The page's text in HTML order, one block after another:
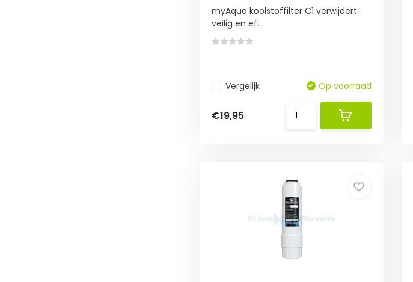
myAqua koolstoffilter C1 verwijdert
veilig en ef...
Vergelijk Op voorraad
€19,95